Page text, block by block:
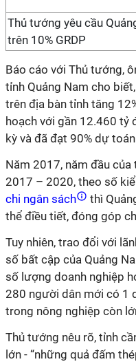
Thủ tướng yêu cầu
trên 10% GRDP
Báo cáo với Thủ tướng,
tỉnh Quảng Nam cho
trên địa bàn tỉnh tăng
hoạch với gần 12.460 tỷ
kỳ và đã đạt 90% dự
Năm 2017, năm đầu
2017 – 2020, theo số
chi ngân sách
thì
thể điều tiết, đóng góp
Tuy nhiên, trao đổi với
số bất cập của Quảng
số lượng doanh nghiệp
280 người dân mới có 1
trong nông nghiệp còn
Thủ tướng nêu rõ, tỉnh
lớn - “những quả đấm